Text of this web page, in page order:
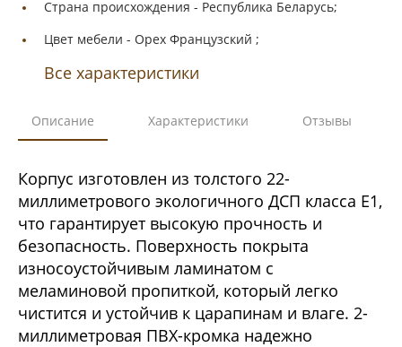
Страна происхождения - Республика Беларусь;
Цвет мебели - Орех Французский ;
Все характеристики
Описание Характеристики Отзывы
Корпус изготовлен из толстого 22-
миллиметрового экологичного ДСП класса Е1,
что гарантирует высокую прочность и
безопасность. Поверхность покрыта
износоустойчивым ламинатом с
меламиновой пропиткой, который легко
чистится и устойчив к царапинам и влаге. 2-
миллиметровая ПВХ-кромка надежно